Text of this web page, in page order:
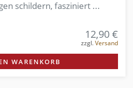
schildern, fasziniert ...
12,90 €
zzgl.Versand
WARENKORB